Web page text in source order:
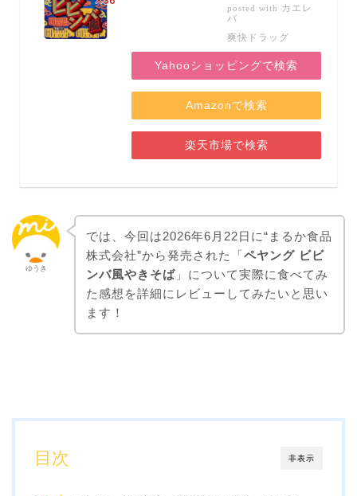
posted with カエレ
バ
爽快ドラッグ
Yahooショッピングで検索
Amazonで検索
楽天市場で検索
ゆうき
では、今回は2026年6月22日に“まるか食品
株式会社”から発売された「ペヤング ビビ
ンバ風やきそば」について実際に食べてみ
た感想を詳細にレビューしてみたいと思い
ます！
非表示
目次